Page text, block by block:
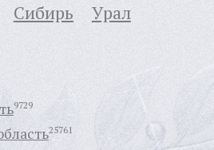
Сибирь
Урал
9729
25761